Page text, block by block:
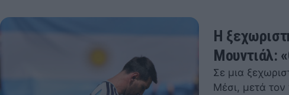
Η
Μουντιάλ:
Σε μια
Μέσι, μετά